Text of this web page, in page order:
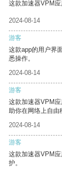
这款加速器VPM应
2024-08-14
游客
这款app的用户界
悉操作。
2024-08-14
游客
这款加速器VPM
助你在网络上自由
2024-08-14
游客
这款加速器VPM
护。